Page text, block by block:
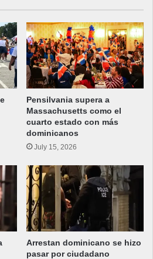
Pensilvania supera a
Massachusetts como el
cuarto estado con más
dominicanos
July 15, 2026
Arrestan dominicano se hizo
pasar por ciudadano